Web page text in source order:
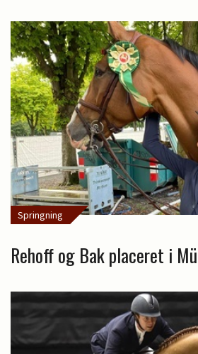
Springning
Rehoff og Bak placeret i